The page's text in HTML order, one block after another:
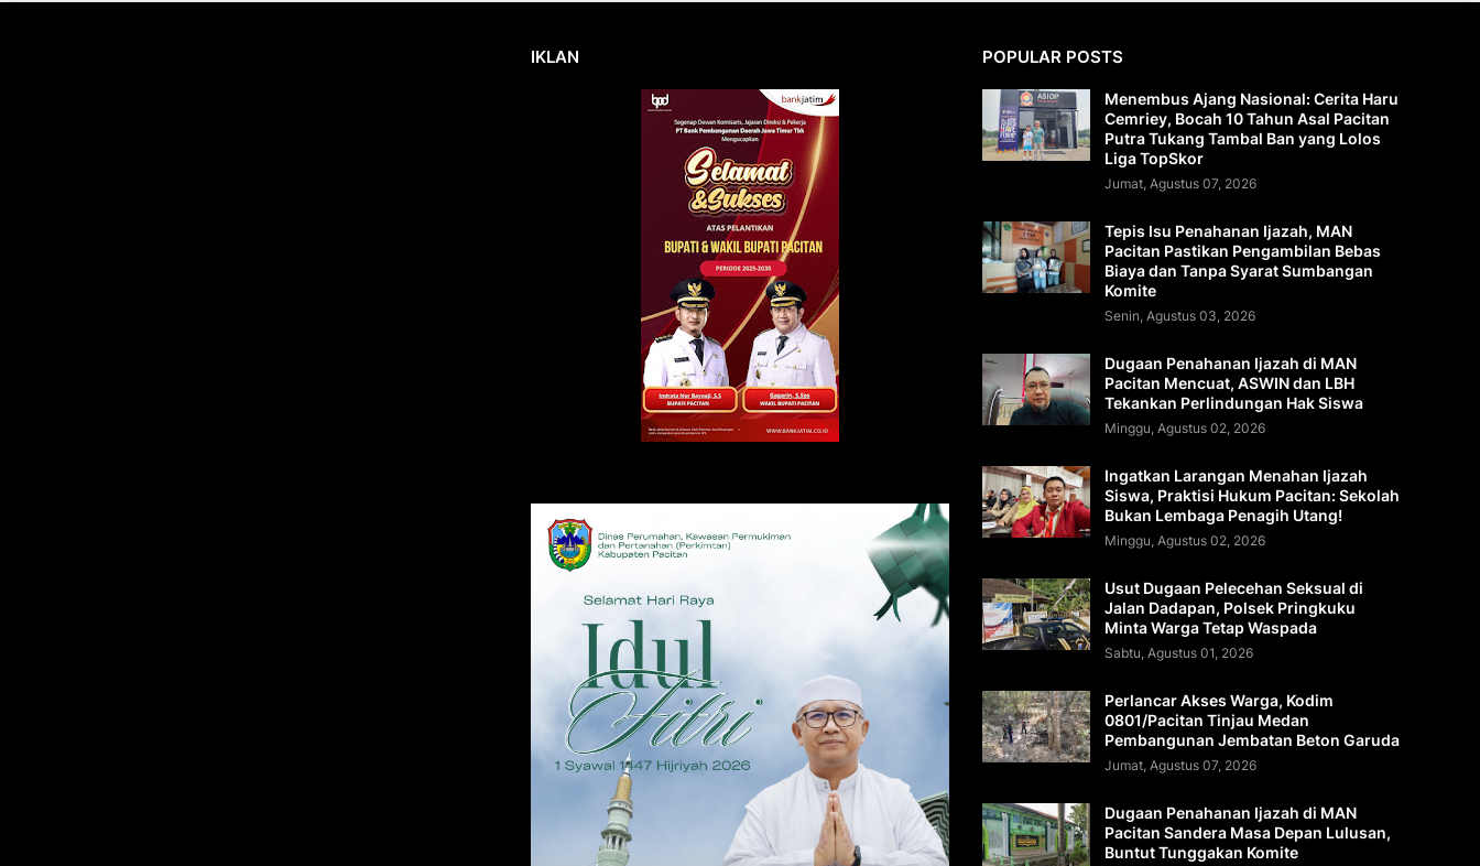
IKLAN POPULAR POSTS
Menembus Ajang Nasional: Cerita Haru
Cemriey, Bocah 10 Tahun Asal Pacitan
Putra Tukang Tambal Ban yang Lolos
Liga TopSkor
Jumat, Agustus 07, 2026
Tepis Isu Penahanan Ijazah, MAN
Pacitan Pastikan Pengambilan Bebas
Biaya dan Tanpa Syarat Sumbangan
Komite
Senin, Agustus 03, 2026
Dugaan Penahanan Ijazah di MAN
Pacitan Mencuat, ASWIN dan LBH
Tekankan Perlindungan Hak Siswa
Minggu, Agustus 02, 2026
Ingatkan Larangan Menahan Ijazah
Siswa, Praktisi Hukum Pacitan: Sekolah
Bukan Lembaga Penagih Utang!
Minggu, Agustus 02, 2026
Usut Dugaan Pelecehan Seksual di
Jalan Dadapan, Polsek Pringkuku
Minta Warga Tetap Waspada
Sabtu, Agustus 01, 2026
Perlancar Akses Warga, Kodim
0801/Pacitan Tinjau Medan
Pembangunan Jembatan Beton Garuda
Jumat, Agustus 07, 2026
Dugaan Penahanan Ijazah di MAN
Pacitan Sandera Masa Depan Lulusan,
Buntut Tunggakan Komite